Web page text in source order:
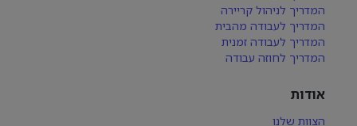
המדריך לניהול קריירה
המדריך לעבודה מהבית
המדריך לעבודה זמנית
המדריך לחוזה עבודה
אודות
הצוות שלנו